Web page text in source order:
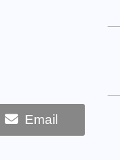
Email